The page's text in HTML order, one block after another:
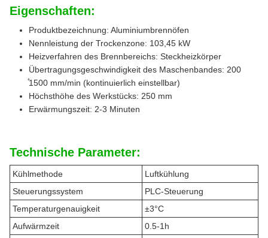
Eigenschaften:
Produktbezeichnung: Aluminiumbrennöfen
Nennleistung der Trockenzone: 103,45 kW
Heizverfahren des Brennbereichs: Steckheizkörper
Übertragungsgeschwindigkeit des Maschenbandes: 200
̊1500 mm/min (kontinuierlich einstellbar)
Höchsthöhe des Werkstücks: 250 mm
Erwärmungszeit: 2-3 Minuten
Technische Parameter:
Kühlmethode
Luftkühlung
Steuerungssystem
PLC-Steuerung
Temperaturgenauigkeit
±3°C
Aufwärmzeit
0.5-1h